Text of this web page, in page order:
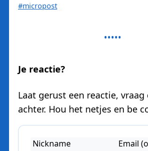
#micropost
Je reactie?
Laat gerust een reactie,
achter. Hou het netjes en be